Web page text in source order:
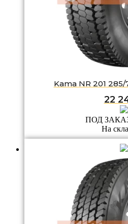
Kama NR 201 285/
22
ПОД
На